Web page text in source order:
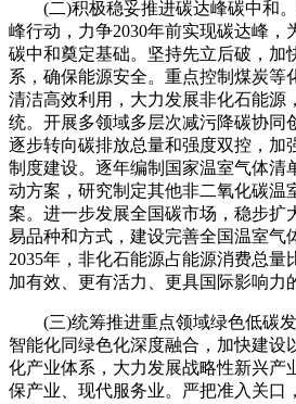
(二)积极稳妥推进碳达峰碳中和。
峰行动，力争2030年前实现碳达峰，
碳中和奠定基础。坚持先立后破，加
系，确保能源安全。重点控制煤炭等
清洁高效利用，大力发展非化石能源
统。开展多领域多层次减污降碳协同
逐步转向碳排放总量和强度双控，加
制度建设。逐年编制国家温室气体清
动方案，研究制定其他非二氧化碳温
案。进一步发展全国碳市场，稳步扩
易品种和方式，建设完善全国温室气
2035年，非化石能源占能源消费总量
加有效、更有活力、更具国际影响力
(三)统筹推进重点领域绿色低碳发
智能化同绿色化深度融合，加快建设
化产业体系，大力发展战略性新兴产
保产业、现代服务业。严把准入关口